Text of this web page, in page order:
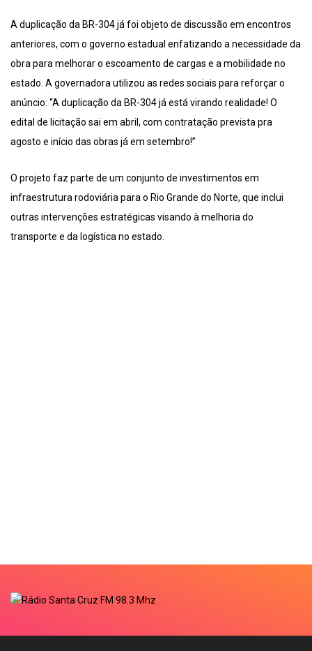
A duplicação da BR-304 já foi objeto de discussão em encontros
anteriores, com o governo estadual enfatizando a necessidade da
obra para melhorar o escoamento de cargas e a mobilidade no
estado. A governadora utilizou as redes sociais para reforçar o
anúncio: “A duplicação da BR-304 já está virando realidade! O
edital de licitação sai em abril, com contratação prevista pra
agosto e início das obras já em setembro!”
O projeto faz parte de um conjunto de investimentos em
infraestrutura rodoviária para o Rio Grande do Norte, que inclui
outras intervenções estratégicas visando à melhoria do
transporte e da logística no estado.